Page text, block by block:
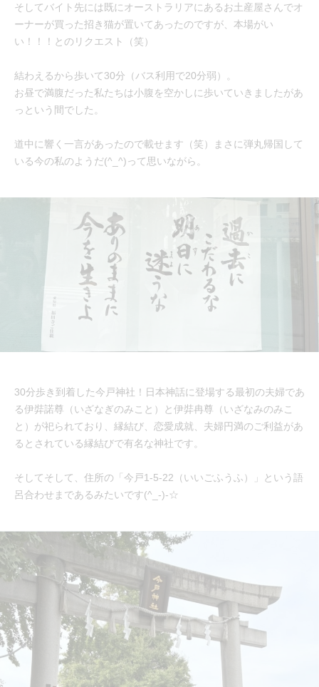
そしてバイト先には既にオーストラリアにあるお土産屋さんでオ
ーナーが買った招き猫が置いてあったのですが、本場がい
い！！！とのリクエスト（笑）
結わえるから歩いて30分（バス利用で20分弱）。
お昼で満腹だった私たちは小腹を空かしに歩いていきましたがあ
っという間でした。
道中に響く一言があったので載せます（笑）まさに弾丸帰国して
いる今の私のようだ(^_^)って思いながら。
30分歩き到着した今戸神社！日本神話に登場する最初の夫婦であ
る伊弉諾尊（いざなぎのみこと）と伊弉冉尊（いざなみのみこ
と）が祀られており、縁結び、恋愛成就、夫婦円満のご利益があ
るとされている縁結びで有名な神社です。
そしてそして、住所の「今戸1-5-22（いいごふうふ）」という語
呂合わせまであるみたいです(^_-)-☆